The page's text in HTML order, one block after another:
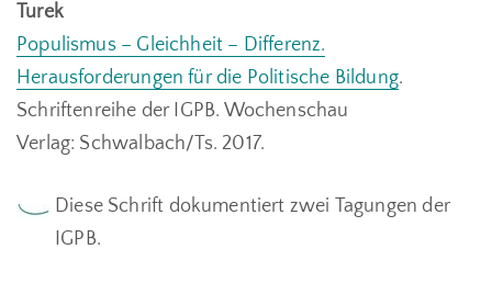
Turek
Populismus – Gleichheit – Differenz.
Herausforderungen für die Politische Bildung.
Schriftenreihe der IGPB. Wochenschau
Verlag: Schwalbach/Ts. 2017.
Diese Schrift dokumentiert zwei Tagungen der
IGPB.